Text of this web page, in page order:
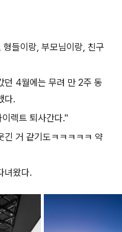
들이랑, 부모님이랑, 친구
던 4월에는 무려 만 2주 동
다.
렉트 퇴사간다."
긴 거 같기도ㅋㅋㅋㅋㅋ 약
녀왔다.